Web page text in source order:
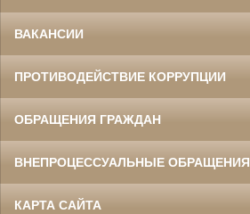
ВАКАНСИИ
ПРОТИВОДЕЙСТВИЕ КОРРУПЦИИ
ОБРАЩЕНИЯ ГРАЖДАН
ВНЕПРОЦЕССУАЛЬНЫЕ ОБРАЩЕНИЯ
КАРТА САЙТА